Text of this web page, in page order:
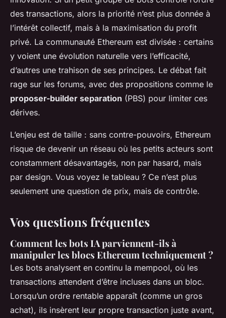
des transactions, alors la priorité n’est plus donnée à
l’intérêt collectif, mais à la maximisation du profit
privé. La communauté Ethereum est divisée : certains
y voient une évolution naturelle vers l’efficacité,
d’autres une trahison de ses principes. Le débat fait
rage sur les forums, avec des propositions comme le
proposer-builder separation (PBS) pour limiter ces
dérives.
L’enjeu est de taille : sans contre-pouvoirs, Ethereum
risque de devenir un réseau où les petits acteurs sont
constamment désavantagés, non par hasard, mais
par design. Vous voyez le tableau ? Ce n’est plus
seulement une question de prix, mais de contrôle.
Vos questions fréquentes
Comment les bots IA parviennent-ils à
manipuler les blocs Ethereum techniquement ?
Les bots analysent en continu la mempool, où les
transactions attendent d’être incluses dans un bloc.
Lorsqu’un ordre rentable apparaît (comme un gros
achat), ils insèrent leur propre transaction juste avant,